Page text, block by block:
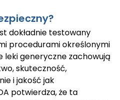
dokładnie testowany
procedurami określonymi
leki generyczne zachowują
skuteczność,
i jakość jak
potwierdza, że ta